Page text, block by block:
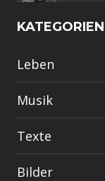
KATEGORIEN
Leben
Musik
Texte
Bilder